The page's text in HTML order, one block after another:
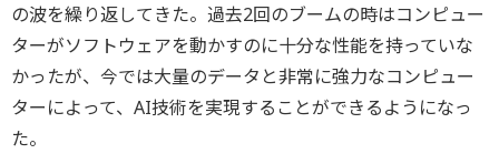
の波を繰り返してきた。過去2回のブームの時はコンピュー
ターがソフトウェアを動かすのに十分な性能を持っていな
かったが、今では大量のデータと非常に強力なコンピュー
ターによって、AI技術を実現することができるようになっ
た。